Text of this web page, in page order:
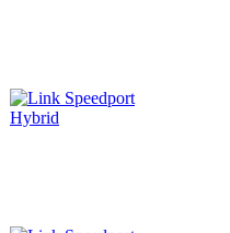
Speedport
Hybrid